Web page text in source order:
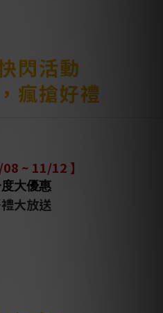
閃活動
瘋搶好禮
~ 11/12 】
大優惠
大放送